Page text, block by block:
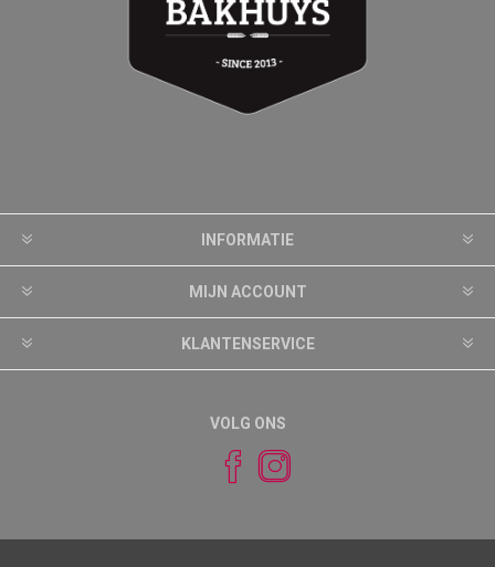
INFORMATIE
MIJN ACCOUNT
KLANTENSERVICE
VOLG ONS